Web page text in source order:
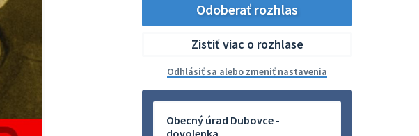
Odoberať rozhlas
Zistiť viac o rozhlase
Odhlásiť sa alebo zmeniť nastavenia
Obecný úrad Dubovce -